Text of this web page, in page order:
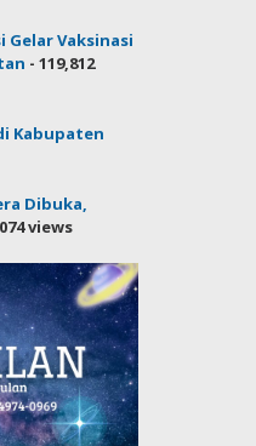
Gelar Vaksinasi
- 119,812
Kabupaten
Dibuka,
views